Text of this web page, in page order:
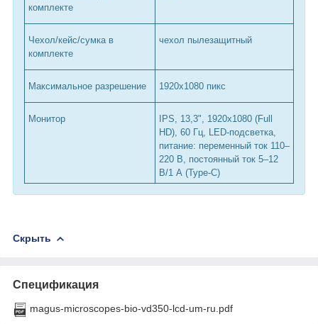
комплекте
Чехол/кейс/сумка в
комплекте
чехол пылезащитный
Максимальное разрешение 1920х1080 пикс
Монитор
IPS, 13,3", 1920x1080 (Full
HD), 60 Гц, LED-подсветка,
питание: переменный ток 110–
220 В, постоянный ток 5–12
В/1 А (Type-C)
Скрыть
Спецификация
magus-microscopes-bio-vd350-lcd-um-ru.pdf